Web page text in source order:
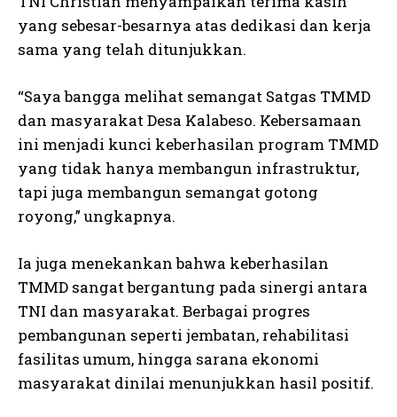
yang sebesar-besarnya atas dedikasi dan kerja
sama yang telah ditunjukkan.
“Saya bangga melihat semangat Satgas TMMD
dan masyarakat Desa Kalabeso. Kebersamaan
ini menjadi kunci keberhasilan program TMMD
yang tidak hanya membangun infrastruktur,
tapi juga membangun semangat gotong
royong,” ungkapnya.
Ia juga menekankan bahwa keberhasilan
TMMD sangat bergantung pada sinergi antara
TNI dan masyarakat. Berbagai progres
pembangunan seperti jembatan, rehabilitasi
fasilitas umum, hingga sarana ekonomi
masyarakat dinilai menunjukkan hasil positif.